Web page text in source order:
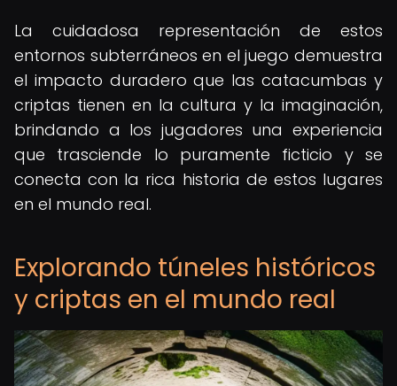
La cuidadosa representación de estos
entornos subterráneos en el juego demuestra
el impacto duradero que las catacumbas y
criptas tienen en la cultura y la imaginación,
brindando a los jugadores una experiencia
que trasciende lo puramente ficticio y se
conecta con la rica historia de estos lugares
en el mundo real.
Explorando túneles históricos
y criptas en el mundo real